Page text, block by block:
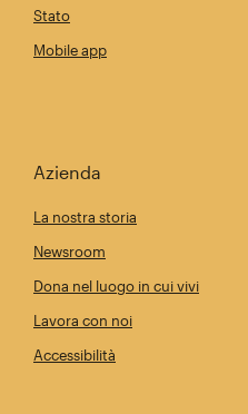
Stato
Mobile app
Azienda
La nostra storia
Newsroom
Dona nel luogo in cui vivi
Lavora con noi
Accessibilità